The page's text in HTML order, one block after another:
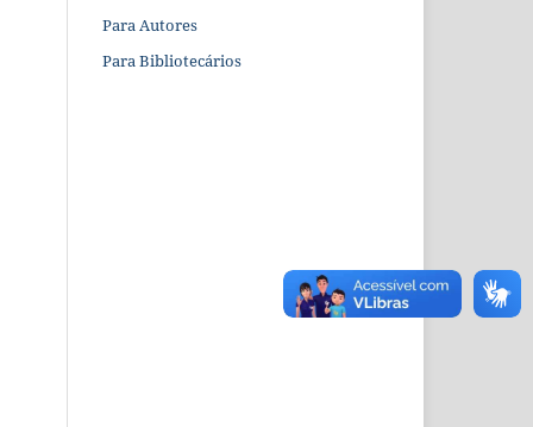
Para Autores
Para Bibliotecários